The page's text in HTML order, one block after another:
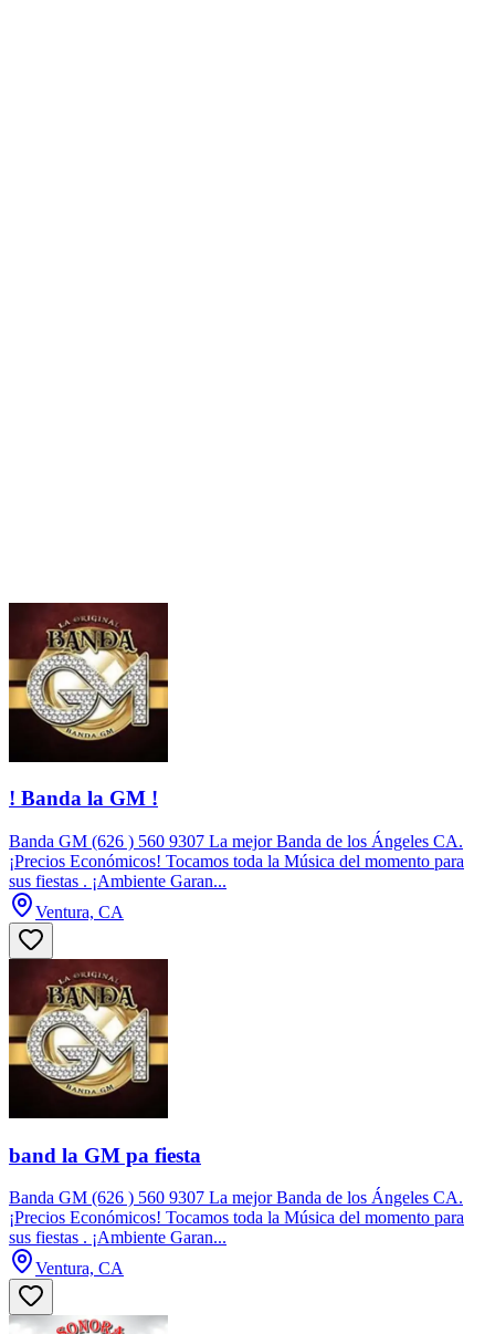
! Banda la GM !
Banda GM (626 ) 560 9307 La mejor Banda de los Ángeles CA.
¡Precios Económicos! Tocamos toda la Música del momento para
sus fiestas . ¡Ambiente Garan...
Ventura, CA
band la GM pa fiesta
Banda GM (626 ) 560 9307 La mejor Banda de los Ángeles CA.
¡Precios Económicos! Tocamos toda la Música del momento para
sus fiestas . ¡Ambiente Garan...
Ventura, CA